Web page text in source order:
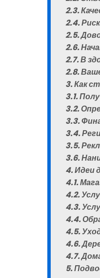
2.3.
2.4.
2.5.
2.6.
2.7. В
2.8.
3. Как
3.1.
3.2.
3.3.
3.4.
3.5.
3.6.
4. Идеи
4.1.
4.2.
4.3.
4.4.
4.5.
4.6.
4.7.
5.